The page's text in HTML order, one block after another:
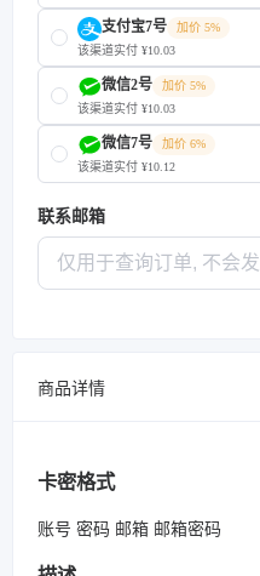
支付宝7号
加价 5%
该渠道实付 ¥10.03
微信2号
加价 5%
该渠道实付 ¥10.03
微信7号
加价 6%
该渠道实付 ¥10.12
联系邮箱
商品详情
卡密格式
账号 密码 邮箱 邮箱密码